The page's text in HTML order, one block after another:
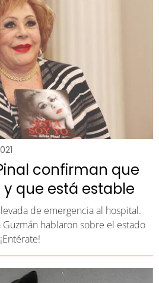
confirman que
que está estable
de emergencia al hospital.
hablaron sobre el estado